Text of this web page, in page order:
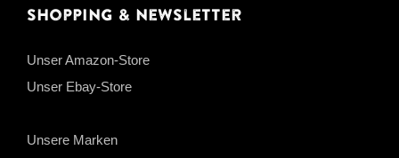
Shopping & Newsletter
Unser Amazon-Store
Unser Ebay-Store
Unsere Marken